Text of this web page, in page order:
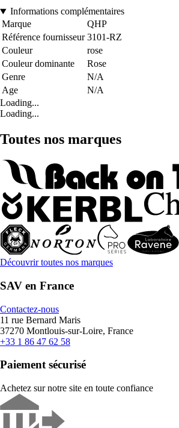
Informations complémentaires
Marque
QHP
Référence fournisseur 3101-RZ
Couleur
rose
Couleur dominante
Rose
Genre
N/A
Age
N/A
Loading...
Loading...
Toutes nos marques
Découvrir toutes nos marques
SAV en France
Contactez-nous
11 rue Bernard Maris
37270 Montlouis-sur-Loire, France
+33 1 86 47 62 58
Paiement sécurisé
Achetez sur notre site en toute confiance